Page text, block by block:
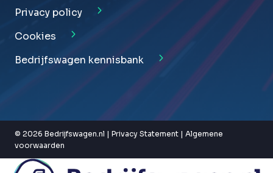
Privacy policy
Cookies
Bedrijfswagen kennisbank
© 2026 Bedrijfswagen.nl | Privacy Statement | Algemene
voorwaarden